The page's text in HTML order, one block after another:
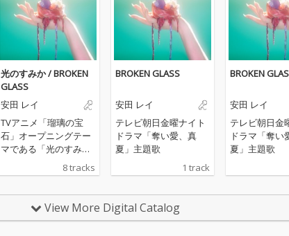
光のすみか / BROKEN
GLASS
安田 レイ
TVアニメ「瑠璃の宝
石」オープニングテー
マである「光のすみ
か」と新曲「BROKEN
GLASS」を収録
8 tracks
BROKEN GLASS
安田 レイ
テレビ朝日金曜ナイト
ドラマ「奪い愛、真
夏」主題歌
1 track
BROKEN
安田 レイ
テレビ朝日金
ドラマ「奪い
夏」主題歌
View More Digital Catalog